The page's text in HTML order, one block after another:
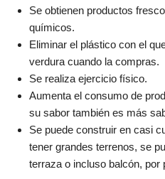
Se obtienen productos
químicos.
Eliminar el plástico con el
verdura cuando la compras.
Se realiza ejercicio físico.
Aumenta el consumo de
su sabor también es más
Se puede construir en casi
tener grandes terrenos, se
terraza o incluso balcón, por